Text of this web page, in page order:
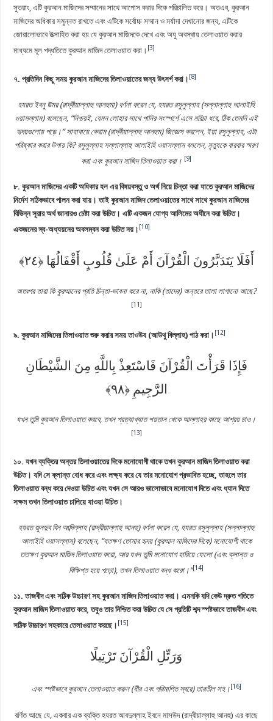
সুতরাং, এটি কুরআন মাজিদের সম্মানের সাথে আপোস করার দিকে পরিচালিত করে। অতএব, কুরআন
মাজিদের অধিকার সমুন্নত রাখতে এবং এটিকে সর্বোচ্চ সম্মান ও মর্যাদা দেখানোর জন্য, এটিকে
জোরালোভাবে উত্সাহিত করা হয় যে কুরআন মাজিদকে দেখে এবং অযু অবস্থায় তেলাওয়াত করার
মাধ্যমে মূল পদ্ধতিতে কুরআন মাজিদ তেলাওয়াত করা। [3]
৭. প্রতিদিন কিছু সময় কুরআন মাজিদের তিলাওয়াতের জন্য উৎসর্গ করা। [8]
হযরত ইবনু উমর (রাদ্বীয়াল্লাহু আনহুমা) বর্ণনা করেন যে, হযরত রসুলুল্লাহ (সল্লাল্লাহু আলাইহি
ওয়াসল্লাম) বলেছেন, “নিশ্চয়ই, যেমন লোহার সাথে পানির সংস্পর্শে এসে মরিচা ধরে, ঠিক তেমনি এই
হৃদয়গুলোয় পড়ে।” সাহাবায়ে কেরাম (রাদ্বীয়াল্লাহু আনহুম) জিজ্ঞেস করলেন, ইয়া রসুলুল্লাহ, এটা
পরিষ্কার করার উপায় কি? রসুলুল্লাহ সল্লাল্লাহু আলাইহি ওয়াসল্লাম বললেন, মৃত্যুকে বারবার স্মরণ
করা এবং কুরআন মাজিদ তিলাওয়াত করা। [9]
৮. কুরআন মাজিদের একটি অধিকার হল এর বিষয়বস্তু ও অর্থ নিয়ে চিন্তা করা যাতে কুরআন মাজিদের
নির্দেশ সঠিকভাবে পালন করা যায়। তাই কুরআন মাজিদ তেলাওয়াতের সাথে সাথে কুরআন মাজিদের
বিভিন্ন সূরার অর্থ জানারও চেষ্টা করা উচিত। এটি একজন যোগ্য আলিমের অধীনে করা উচিত।
একজনের স্ব-অধ্যয়নের অবলম্বন করা উচিত নয়। [10]
أَفَلَا يَتَدَبَّرُونَ الْقُرْآنَ أَمْ عَلَىٰ قُلُوبٍ أَقْفَالُهَا
‎﴿٢٤﴾‏
অতঃপর তারা কি কুরআনের প্রতি চিন্তা-ভাবনা করে না, নাকি (তাদের) অন্তরে তালা লাগানো আছে?
[11]
৯. কুরআন মাজিদের তিলাওয়াত শুরু করার সময় তাওউয (আউথু বিল্লাহ) পাঠ করা। [12]
فَإِذَا قَرَأْتَ الْقُرْآنَ فَاسْتَعِذْ بِاللَّهِ مِنَ الشَّيْطَانِ
الرَّجِيمِ
‎﴿٩٨﴾‏
যখন তুমি কুরআন তিলাওয়াত করবে, তখন প্রত্যাখ্যাত শয়তান থেকে আল্লাহর কাছে আশ্রয় চাও।
[13]
১০.‎ যখন ব্যক্তির অন্তর তিলাওয়াতের দিকে মনোযোগী থাকে তখন কুরআন মাজিদ তিলাওয়াত করা
উচিত। যদি সে ক্লান্ত বোধ করে এবং লক্ষ্য করে যে তার মনোযোগ প্রভাবিত হচ্ছে, তাহলে তার
তিলাওয়াত বন্ধ করে দেওয়া উচিত এবং যখন সে আরও ভালোভাবে মনোযোগ দিতে এবং ধ্যান দিতে
সক্ষম তখন তিলাওয়াত চালিয়ে যাওয়া উচিত।
হযরত জুনদুব বিন আব্দিল্লাহ (রাদ্বীয়াল্লাহু আনহু) বর্ণনা করেন যে, হযরত রসুলুল্লাহ (সল্লাল্লাহু
আলাইহি ওয়াসল্লাম) বলেছেন, “যতক্ষণ তোমার হৃদয় (কুরআন মাজিদের দিকে) মনোযোগী থাকে
ততক্ষণ কুরআন মাজিদ তিলাওয়াত করো, আর যখন তুমি মনোযোগ হারিয়ে ফেলো (এবং ক্লান্ত ও
বিক্ষিপ্ত হয়ে পড়ো), তখন তিলাওয়াত বন্ধ করো।”[14]
১১. তাজবীদ এবং সঠিক উচ্চারণ সহ কুরআন মাজিদ তিলাওয়াত করা। এমনকি যদি কেউ দ্রুত গতিতে
কুরআন মাজিদ তিলাওয়াত করে, তবুও তার নিশ্চিত করা উচিত যে সে প্রতিটি শব্দ স্পষ্টভাবে তাজবীদ এবং
সঠিক উচ্চারণ সহকারে তেলাওয়াত করছে। [15]
وَرَتِّلِ الْقُرْآنَ تَرْتِيلًا
এবং স্পষ্টভাবে কুরআন তেলাওয়াত করুন (ধীর এবং পরিমাপিত স্বরে) তারতীল সহ। [16]
বর্ণিত আছে যে, একবার এক ব্যক্তি হযরত আবদুল্লাহ ইবনে মাসউদ (রাদ্বীয়াল্লাহু আনহু) এর কাছে